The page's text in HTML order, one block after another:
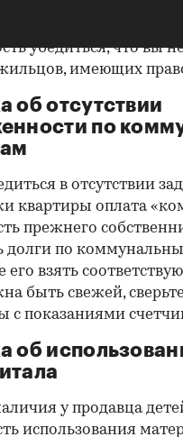
убедиться, что вы
имеющих
об отсутствии
по
в отсутствии
квартиры оплата
прежнего
долги по
его взять
быть свежей,
с показаниями
об
у продавца
использования